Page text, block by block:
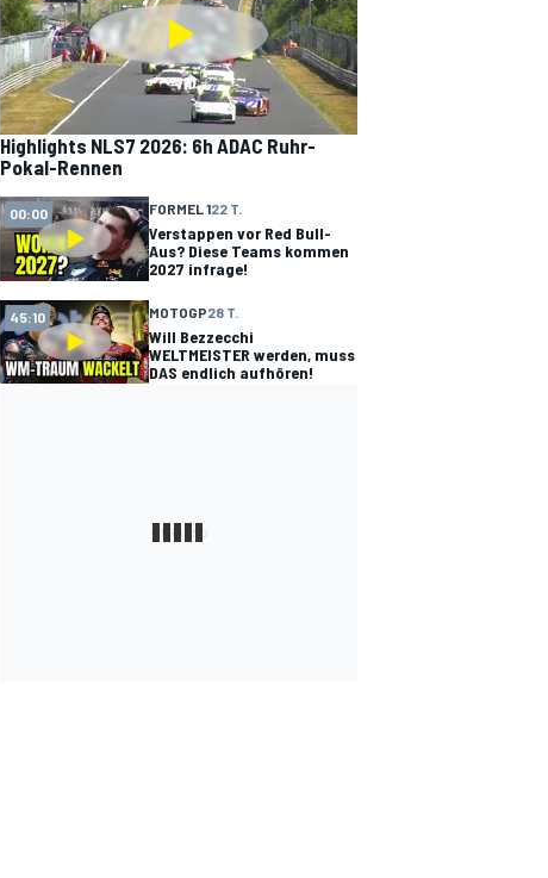
Highlights NLS7 2026: 6h ADAC Ruhr-
Pokal-Rennen
00:00 FORMEL 122 T.
Verstappen vor Red Bull-
Aus? Diese Teams kommen
2027 infrage!
45:10 MOTOGP28 T.
Will Bezzecchi
WELTMEISTER werden, muss
DAS endlich aufhören!